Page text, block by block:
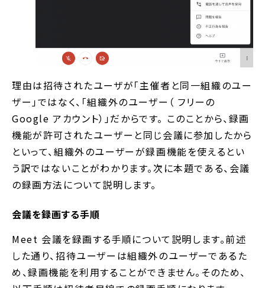
理由は招待されたユーザが「主催者と同一組織のユー
ザー」ではなく、「組織外のユーザー（ フリーの
Google アカウント）」だからです。 このことから、録画
機能が許可されたユーザーと同じ会議に参加したから
といって、組織外のユーザーが録画機能を使えるとい
う訳ではないことがわかります。次に本題である、会議
の録画方法について説明します。
会議を録画する手順
Meet 会議を録画する手順について説明します。前述
した通り、招待ユーザーは組織外のユーザーであるた
め、録画機能を利用することができません。そのため、